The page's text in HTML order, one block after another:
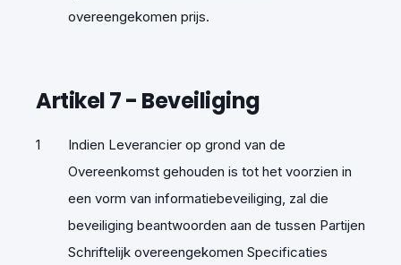
overeengekomen prijs.
Artikel7- Beveiliging
Indien Leverancier op grond van de
Overeenkomst gehouden is tot het voorzien in
een vorm van informatiebeveiliging, zal die
beveiliging beantwoorden aan de tussen Partijen
Schriftelijk overeengekomen Specificaties